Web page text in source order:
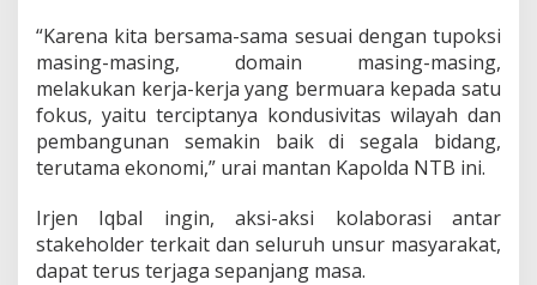
“Karena kita bersama-sama sesuai dengan tupoksi
masing-masing, domain masing-masing,
melakukan kerja-kerja yang bermuara kepada satu
fokus, yaitu terciptanya kondusivitas wilayah dan
pembangunan semakin baik di segala bidang,
terutama ekonomi,” urai mantan Kapolda NTB ini.
Irjen Iqbal ingin, aksi-aksi kolaborasi antar
stakeholder terkait dan seluruh unsur masyarakat,
dapat terus terjaga sepanjang masa.